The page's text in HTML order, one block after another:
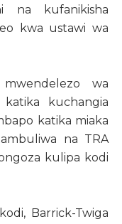
na kufanikisha
kwa ustawi wa
wa
kuchangia
katika miaka
na TRA
kulipa kodi
Barrick-Twiga